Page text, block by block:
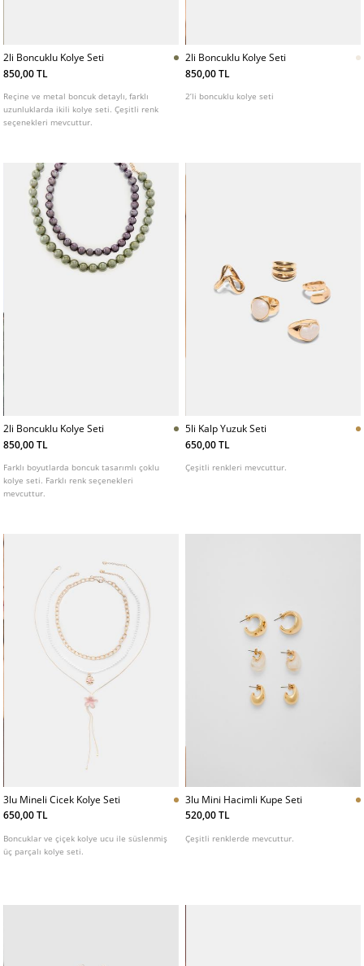
2li Boncuklu Kolye Seti
850,00 TL
Reçine ve metal boncuk detaylı, farklı
uzunluklarda ikili kolye seti. Çeşitli renk
seçenekleri mevcuttur.
2li Boncuklu Kolye Seti
850,00 TL
2’li boncuklu kolye seti
2li Boncuklu Kolye Seti
850,00 TL
Farklı boyutlarda boncuk tasarımlı çoklu
kolye seti. Farklı renk seçenekleri
mevcuttur.
5li Kalp Yuzuk Seti
650,00 TL
Çeşitli renkleri mevcuttur.
3lu Mineli Cicek Kolye Seti
650,00 TL
Boncuklar ve çiçek kolye ucu ile süslenmiş
üç parçalı kolye seti.
3lu Mini Hacimli Kupe Seti
520,00 TL
Çeşitli renklerde mevcuttur.